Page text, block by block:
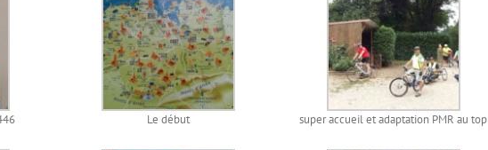
Le début super accueil et adaptation PMR au top